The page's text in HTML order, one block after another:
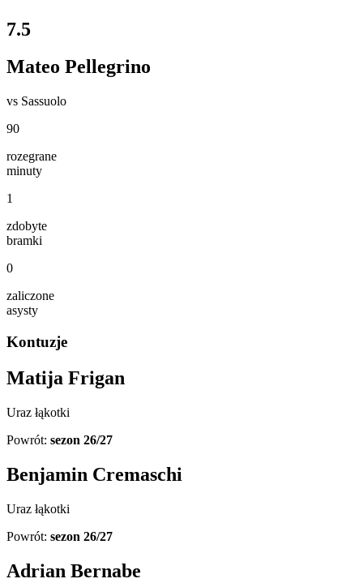
7.5
Mateo Pellegrino
vs Sassuolo
90
rozegrane
minuty
1
zdobyte
bramki
0
zaliczone
asysty
Kontuzje
Matija Frigan
Uraz łąkotki
Powrót: sezon 26/27
Benjamin Cremaschi
Uraz łąkotki
Powrót: sezon 26/27
Adrian Bernabe